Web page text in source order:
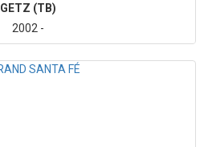
GETZ (TB)
2002 -